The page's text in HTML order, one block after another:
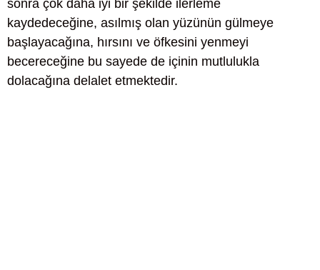
sonra çok daha iyi bir şekilde ilerleme
kaydedeceğine, asılmış olan yüzünün gülmeye
başlayacağına, hırsını ve öfkesini yenmeyi
becereceğine bu sayede de içinin mutlulukla
dolacağına delalet etmektedir.